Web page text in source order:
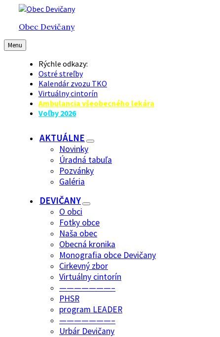
Preskočiť
obsah
Preskočiť
hlavnú
navigáciu
Preskočiť
pätičkuObec Devičany
Menu
Rýchle odkazy:
Ostré streľby
Kalendár zvozu TKO
Virtuálny cintorín
Ambulancia všeobecného lekára
Voľby 2026
AKTUÁLNE
Novinky
Úradná tabuľa
Pozvánky
Galéria
DEVIČANY
O obci
Fotky obce
Naša obec
Obecná kronika
Monografia obce Devičany
Cirkevný zbor
Virtuálny cintorín
———————–
PHSR
program LEADER
———————–
Urbár Devičany